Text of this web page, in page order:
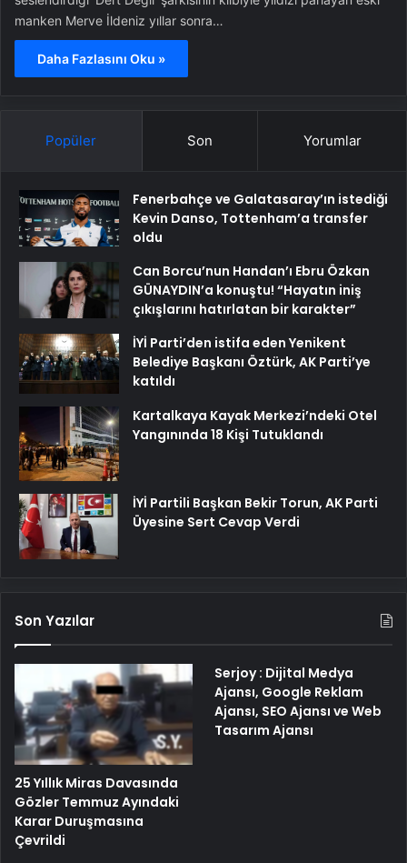
manken Merve İldeniz yıllar sonra…
Daha Fazlasını Oku »
Popüler Son Yorumlar
Fenerbahçe ve Galatasaray’ın istediği
Kevin Danso, Tottenham’a transfer
oldu
Can Borcu’nun Handan’ı Ebru Özkan
GÜNAYDIN’a konuştu! “Hayatın iniş
çıkışlarını hatırlatan bir karakter”
İYİ Parti’den istifa eden Yenikent
Belediye Başkanı Öztürk, AK Parti’ye
katıldı
Kartalkaya Kayak Merkezi’ndeki Otel
Yangınında 18 Kişi Tutuklandı
İYİ Partili Başkan Bekir Torun, AK Parti
Üyesine Sert Cevap Verdi
Son Yazılar
25 Yıllık Miras Davasında
Gözler Temmuz Ayındaki
Karar Duruşmasına
Çevrildi
Serjoy : Dijital Medya
Ajansı, Google Reklam
Ajansı, SEO Ajansı ve Web
Tasarım Ajansı